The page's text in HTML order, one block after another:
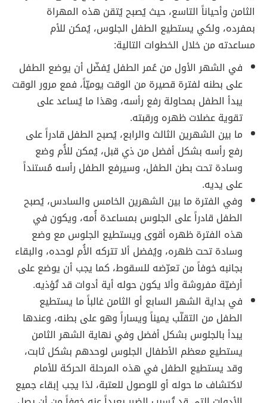
الثامن وأحياناً التاسع، حيث يُصبح يُتقن هذه المهراة
بمفرده، ولكي يستطيع الطفل الجلوس، يُمكن للأم
مساعدته من خلال الخطوات التالية:
في الشهر الأول من عُمر الطفل يُفضّل أن يوضع الطفل
على بطنه لفترة قصيرة من الوقت يوميّاً، فمع مرور الوقت
يبدأ الطفل بمحاولة رفع رأسه، وهذا ما يُساعد على
تقوية عضلات ظهره ورقبته.
ما بين الشهرين الثالث والرابع، يُصبح الطفل قادراً على
رفع رأسه بشكل أفضل من ذي قبل، يُمكن للأُم وضع
وسادة تحت بطن الطفل، وسيرفع الطفل رأسه مُستنداً
على يديه.
وفي الفترة ما بين الشهرين الخامس والسادس، يُصبح
الطفل قادراً على الجلوس بمساعدة أُمه، ويكون في
هذه الفترة ظهره أقوى ويستطيع الجلوس مع وضع
وسادة تحت ظهره، ويُفضل ألا تتركه الأُم لوحده، والبقاء
بجانبه خوفاً من تعرّضه للسقوط، كما يجب أن يوضع على
أرضيّة مفروشة وألا يكون حوله أية أدوات قد تُؤذيه.
في بداية الشهر السابع أو الثامن غالباً ما يستطيع
الطفل من التقلّب يميناً ويساراً وهو على بطنه، وعندها
يبدأ بالجلوس بشكل أفضل وفي نهاية الشهر الثامن
يستطيع معظم الأطفال الجلوس لوحدهم بشكل ثابت،
وقد يستطيع الطفل في هذه المرحلة الحركة للأمام
لاكتشاف ما حوله أو للوصول للعتبة، لذا يجب إبقاء جميع